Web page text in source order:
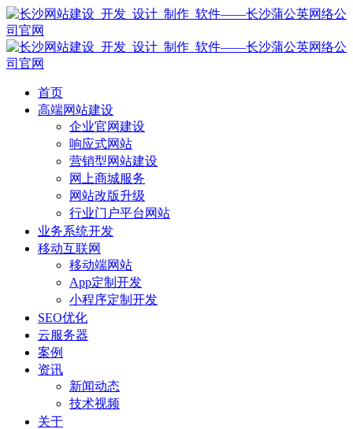
首页
高端网站建设
企业官网建设
响应式网站
营销型网站建设
网上商城服务
网站改版升级
行业门户平台网站
业务系统开发
移动互联网
移动端网站
App定制开发
小程序定制开发
SEO优化
云服务器
案例
资讯
新闻动态
技术视频
关于